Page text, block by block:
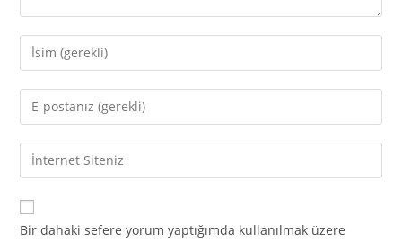
Enter
your
name
comment
Enter
your
email
address
comment
Enter
your
website
URL
Bir dahaki sefere yorum yaptığımda kullanılmak üzere